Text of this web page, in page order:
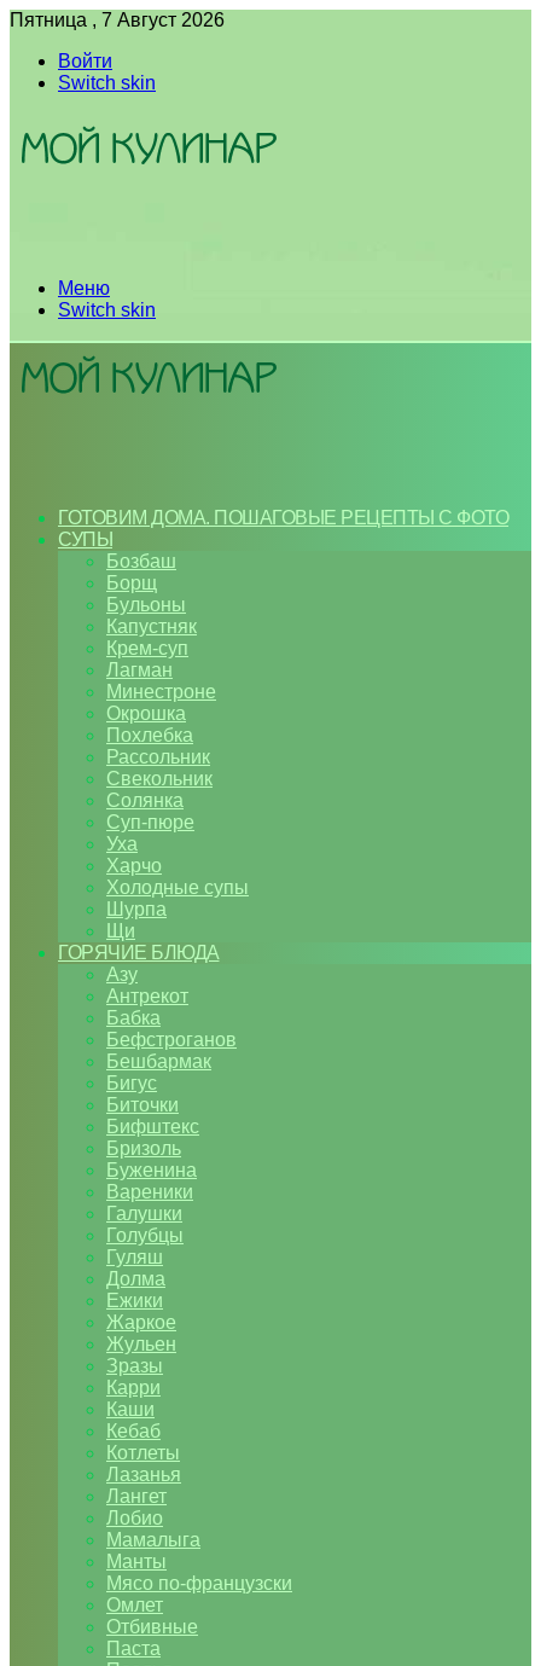
Пятница , 7 Август 2026
Войти
Switch skin
Меню
Switch skin
ГОТОВИМ ДОМА. ПОШАГОВЫЕ РЕЦЕПТЫ С ФОТО
СУПЫ
Бозбаш
Борщ
Бульоны
Капустняк
Крем-суп
Лагман
Минестроне
Окрошка
Похлебка
Рассольник
Свекольник
Солянка
Суп-пюре
Уха
Харчо
Холодные супы
Шурпа
Щи
ГОРЯЧИЕ БЛЮДА
Азу
Антрекот
Бабка
Бефстроганов
Бешбармак
Бигус
Биточки
Бифштекс
Бризоль
Буженина
Вареники
Галушки
Голубцы
Гуляш
Долма
Ежики
Жаркое
Жульен
Зразы
Карри
Каши
Кебаб
Котлеты
Лазанья
Лангет
Лобио
Мамалыга
Манты
Мясо по-французски
Омлет
Отбивные
Паста